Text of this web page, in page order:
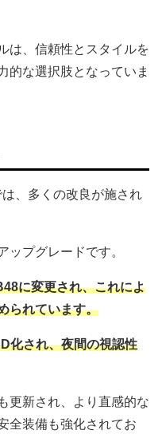
は、信頼性とスタイルを
的な選択肢となっていま
、多くの改良が施され
ップグレードです。
に変更され、これによ
られています。
化され、夜間の視認性
更新され、より直感的な
全装備も強化されてお